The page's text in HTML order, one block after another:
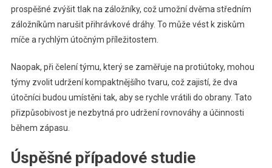
prospěšné zvýšit tlak na záložníky, což umožní dvěma středním
záložníkům narušit přihrávkové dráhy. To může vést k ziskům
míče a rychlým útočným příležitostem.
Naopak, při čelení týmu, který se zaměřuje na protiútoky, mohou
týmy zvolit udržení kompaktnějšího tvaru, což zajistí, že dva
útočníci budou umístěni tak, aby se rychle vrátili do obrany. Tato
přizpůsobivost je nezbytná pro udržení rovnováhy a účinnosti
během zápasu.
Úspěšné případové studie